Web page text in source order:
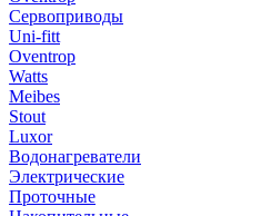
Сервоприводы
Uni-fitt
Oventrop
Watts
Meibes
Stout
Luxor
Водонагреватели
Электрические
Проточные